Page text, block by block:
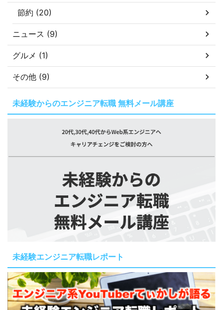
節約 (20)
ニュース (9)
グルメ (1)
その他 (9)
未経験からのエンジニア転職 無料メール講座
未経験エンジニア転職レポート